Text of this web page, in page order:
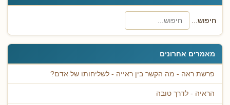
חיפוש...
מאמרים אחרונים
פרשת ראה - מה הקשר בין ראייה - לשליחותו של אדם?
הראיה - לדרך טובה